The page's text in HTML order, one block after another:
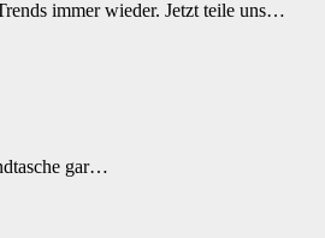
immer wieder. Jetzt teile uns…
gar…